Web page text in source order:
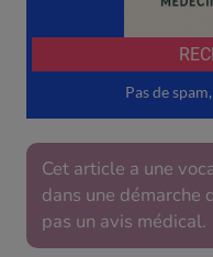
Cet article a une
dans une démarche
pas un avis médical.